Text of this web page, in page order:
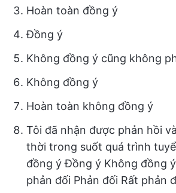
Hoàn toàn đồng ý
Đồng ý
Không đồng ý cũng không
Không đồng ý
Hoàn toàn không đồng ý
Tôi đã nhận được phản hồi
thời trong suốt quá trình
đồng ý Đồng ý Không đồng
phản đối Phản đối Rất phản